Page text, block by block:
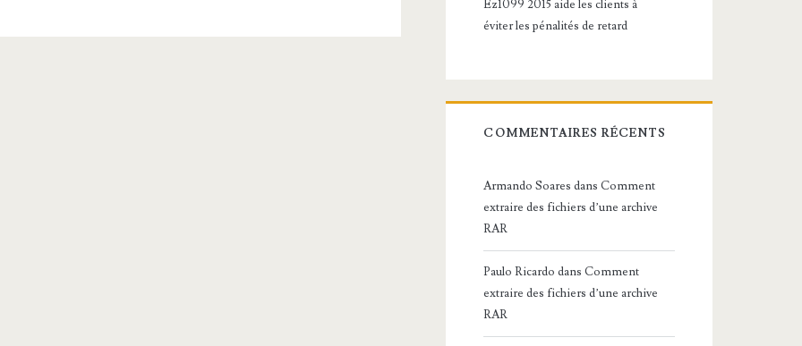
Ez1099 2015 aide les clients à
éviter les pénalités de retard
COMMENTAIRES RÉCENTS
Armando Soares dansComment
extraire des fichiers d’une archive
RAR
Paulo Ricardo dansComment
extraire des fichiers d’une archive
RAR